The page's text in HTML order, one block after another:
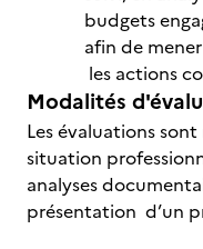
budgets
afin de
les actions
Modalités
Les évaluations sont
situation
analyses
présentation d’un